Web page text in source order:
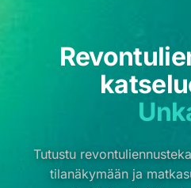
Tutustu
tilanäkymään ja